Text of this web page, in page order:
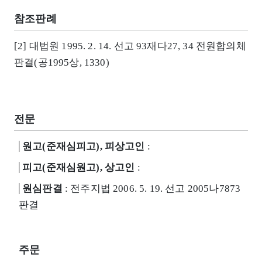
참조판례
[2] 대법원 1995. 2. 14. 선고 93재다27, 34 전원합의체
판결(공1995상, 1330)
전문
원고(준재심피고), 피상고인 :
피고(준재심원고), 상고인 :
원심판결 : 전주지법 2006. 5. 19. 선고 2005나7873
판결
주문